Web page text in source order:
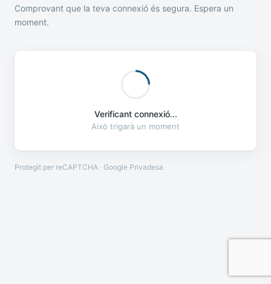
Comprovant que la teva connexió és segura. Espera un
moment.
Verificant connexió...
Això trigarà un moment
Protegit per reCAPTCHA · Google Privadesa